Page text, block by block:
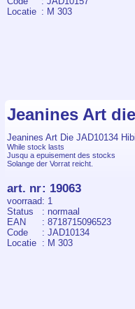
Locatie : M 303
Jeanines Art
Jeanines Art Die JAD10134
While stock lasts
Jusqu a epuisement des stocks
Solange der Vorrat reicht.
art. nr: 19063
voorraad: 1
Status
: normaal
EAN
: 8718715096523
Code
: JAD10134
Locatie : M 303